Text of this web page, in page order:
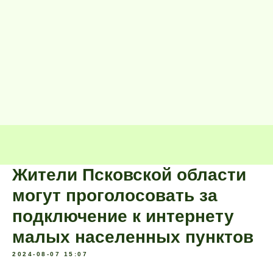
Жители Псковской области
могут проголосовать за
подключение к интернету
малых населенных пунктов
2024-08-07 15:07